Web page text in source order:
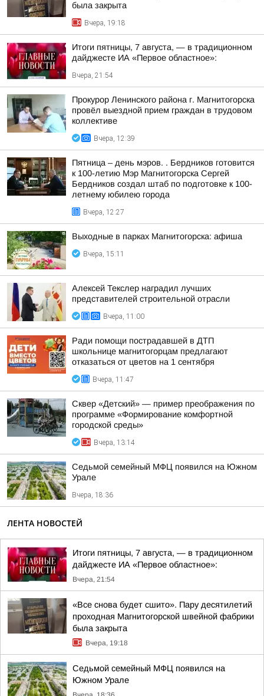
была закрыта
Вчера, 19:18
Итоги пятницы, 7 августа, — в традиционном
дайджесте ИА «Первое областное»:
Вчера, 21:54
Прокурор Ленинского района г. Магнитогорска
провёл выездной прием граждан в трудовом
коллективе
Вчера, 12:39
Пятница – день мэров. . Бердников готовится
к 100-летию Мэр Магнитогорска Сергей
Бердников создал штаб по подготовке к 100-
летнему юбилею города
Вчера, 12:27
Выходные в парках Магнитогорска: афиша
Вчера, 15:11
Алексей Текслер наградил лучших
представителей строительной отрасли
Вчера, 11:00
Ради помощи пострадавшей в ДТП
школьнице магнитогорцам предлагают
отказаться от цветов на 1 сентября
Вчера, 11:47
Сквер «Детский» — пример преображения по
программе «Формирование комфортной
городской среды»
Вчера, 13:14
Седьмой семейный МФЦ появился на Южном
Урале
Вчера, 18:36
ЛЕНТА НОВОСТЕЙ
Итоги пятницы, 7 августа, — в традиционном
дайджесте ИА «Первое областное»:
Вчера, 21:54
«Все снова будет сшито». Пару десятилетий
проходная Магнитогорской швейной фабрики
была закрыта
Вчера, 19:18
Седьмой семейный МФЦ появился на
Южном Урале